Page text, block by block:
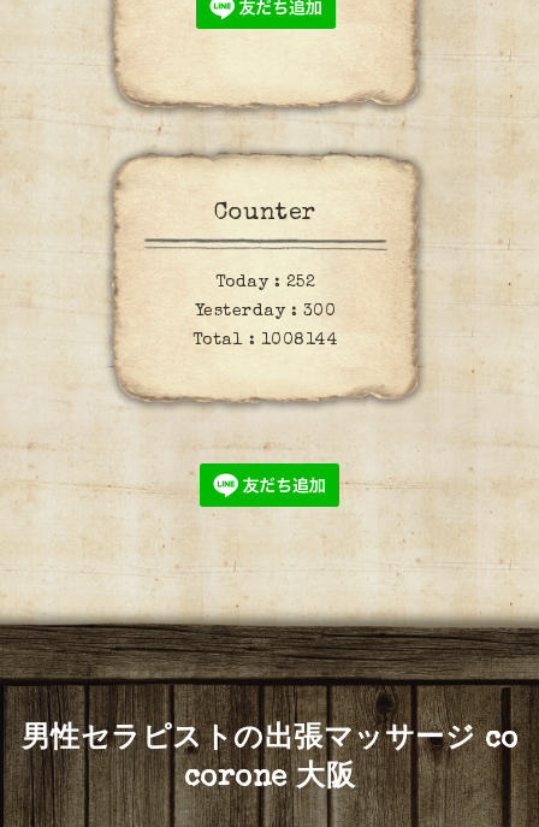
Counter
Today : 252
Yesterday : 300
Total : 1008144
男性セラピストの出張マッサージ co
corone 大阪